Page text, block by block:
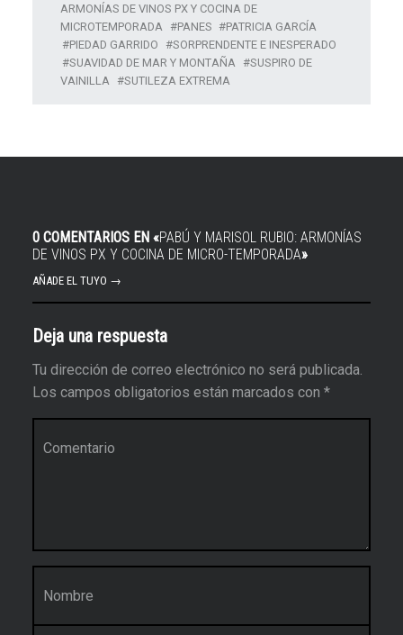
ARMONÍAS DE VINOS PX Y COCINA DE
MICROTEMPORADA
PANES
PATRICIA GARCÍA
PIEDAD GARRIDO
SORPRENDENTE E INESPERADO
SUAVIDAD DE MAR Y MONTAÑA
SUSPIRO DE
VAINILLA
SUTILEZA EXTREMA
0 COMENTARIOS EN «PABÚ Y MARISOL RUBIO: ARMONÍAS
DE VINOS PX Y COCINA DE MICRO-TEMPORADA»
AÑADE EL TUYO →
Deja una respuesta
Tu dirección de correo electrónico no será publicada.
Los campos obligatorios están marcados con *
Nombre
*